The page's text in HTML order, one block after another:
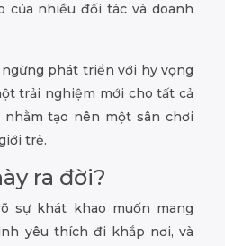
của nhiều đối tác và doanh
phát triển với hy vọng
trải nghiệm mới cho tất cả
tạo nên một sân chơi
trẻ.
ra đời?
sự khát khao muốn mang
yêu thích đi khắp nơi, và